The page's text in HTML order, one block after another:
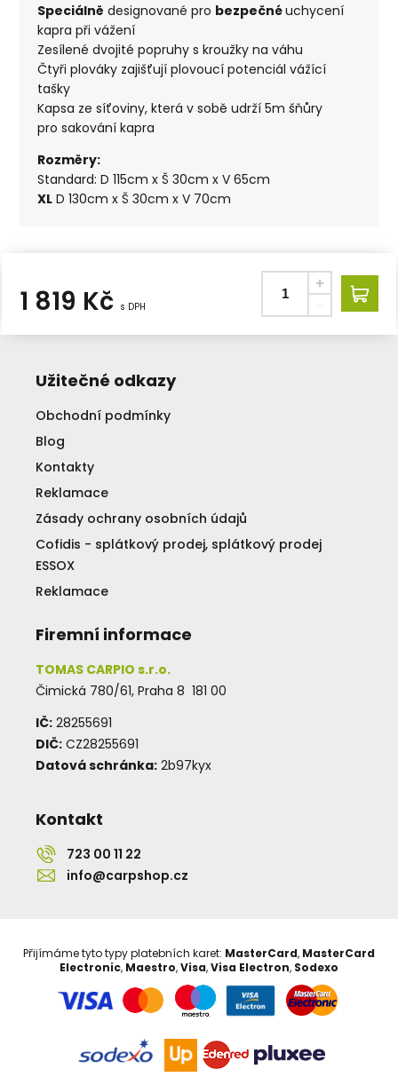
Speciálně designované pro bezpečnéuchycení
kapra při vážení
Zesílené dvojité popruhy s kroužky na váhu
Čtyři plováky zajišťují plovoucí potenciál vážící
tašky
Kapsa ze síťoviny, která v sobě udrží 5m šňůry
pro sakování kapra
Rozměry:
Standard: D 115cm x Š 30cm x V 65cm
XL D 130cm x Š 30cm x V 70cm
1 819 Kč s DPH
Užitečné odkazy
Obchodní podmínky
Blog
Kontakty
Reklamace
Zásady ochrany osobních údajů
Cofidis - splátkový prodej, splátkový prodej
ESSOX
Reklamace
Firemní informace
TOMAS CARPIO s.r.o.
Čimická 780/61, Praha 8 181 00
IČ: 28255691
DIČ: CZ28255691
Datová schránka: 2b97kyx
Kontakt
723 00 11 22
info@carpshop.cz
Přijímáme tyto typy platebních karet: MasterCard, MasterCard
Electronic, Maestro,Visa,Visa Electron, Sodexo